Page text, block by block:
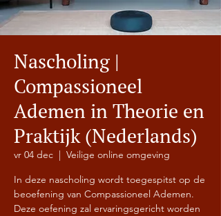
Nascholing |
Compassioneel
Ademen in Theorie en
Praktijk (Nederlands)
vr 04 dec
  |
Veilige online omgeving
In deze nascholing wordt toegespitst op de
beoefening van Compassioneel Ademen.
Deze oefening zal ervaringsgericht worden